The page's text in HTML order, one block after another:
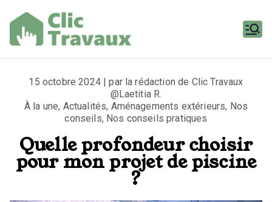
contenu
Travaux
15 octobre 2024 | par la rédaction de Clic Travaux
@Laetitia R.
À la une, Actualités, Aménagements extérieurs, Nos
conseils, Nos conseils pratiques
Quelle profondeur choisir
pour mon projet de piscine
?